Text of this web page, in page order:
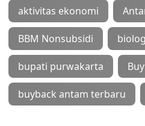
aktivitas ekonomi
BBM Nonsubsidi
bupati purwakarta
buyback antam terbaru